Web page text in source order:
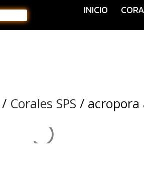
INICIO
/ Corales SPS / acropora